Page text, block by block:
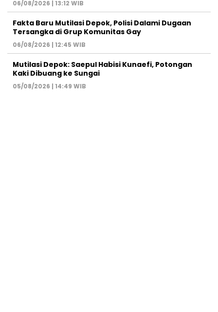
06/08/2026 | 13:12 WIB
Fakta Baru Mutilasi Depok, Polisi Dalami Dugaan
Tersangka di Grup Komunitas Gay
06/08/2026 | 12:45 WIB
Mutilasi Depok: Saepul Habisi Kunaefi, Potongan
Kaki Dibuang ke Sungai
05/08/2026 | 14:49 WIB